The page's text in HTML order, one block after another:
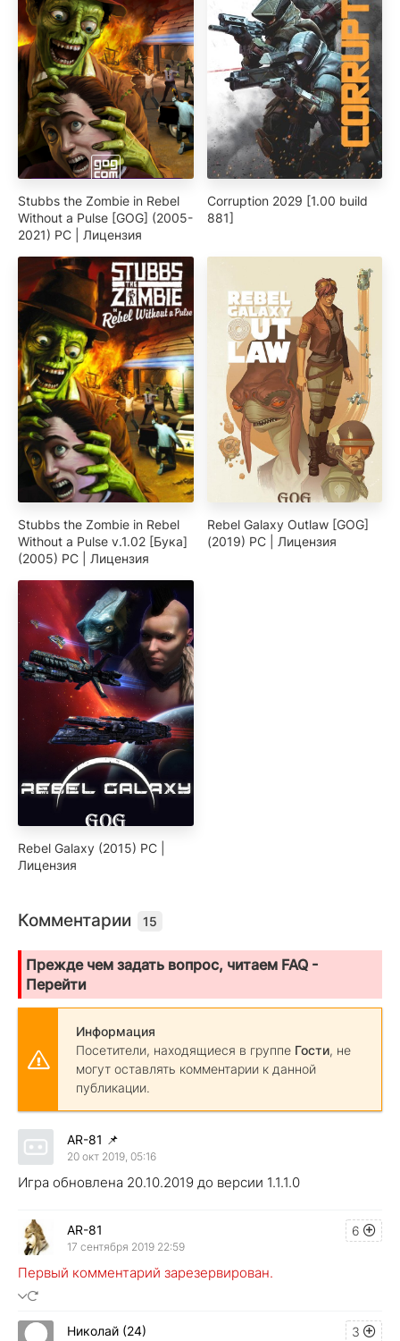
Stubbs the Zombie in Rebel
Without a Pulse [GOG] (2005-
2021) PC | Лицензия
Corruption 2029 [1.00 build
881]
Stubbs the Zombie in Rebel
Without a Pulse v.1.02 [Бука]
(2005) PC | Лицензия
Rebel Galaxy Outlaw [GOG]
(2019) PC | Лицензия
Rebel Galaxy (2015) PC |
Лицензия
Комментарии 15
Прежде чем задать вопрос, читаем FAQ -
Перейти
Информация
Посетители, находящиеся в группе Гости, не
могут оставлять комментарии к данной
публикации.
AR-81 📌
20 окт 2019, 05:16
Игра обновлена 20.10.2019 до версии 1.1.1.0
6
AR-81
17 сентября 2019 22:59
Первый комментарий зарезервирован.
3
Николай (24)